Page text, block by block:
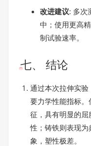
改进建议: 多次
中；使用更高
制试验速率。
七、 结论
通过本次拉伸实
要力学性能指标
征，具有明显的
性；铸铁则表现
象，塑性极差。